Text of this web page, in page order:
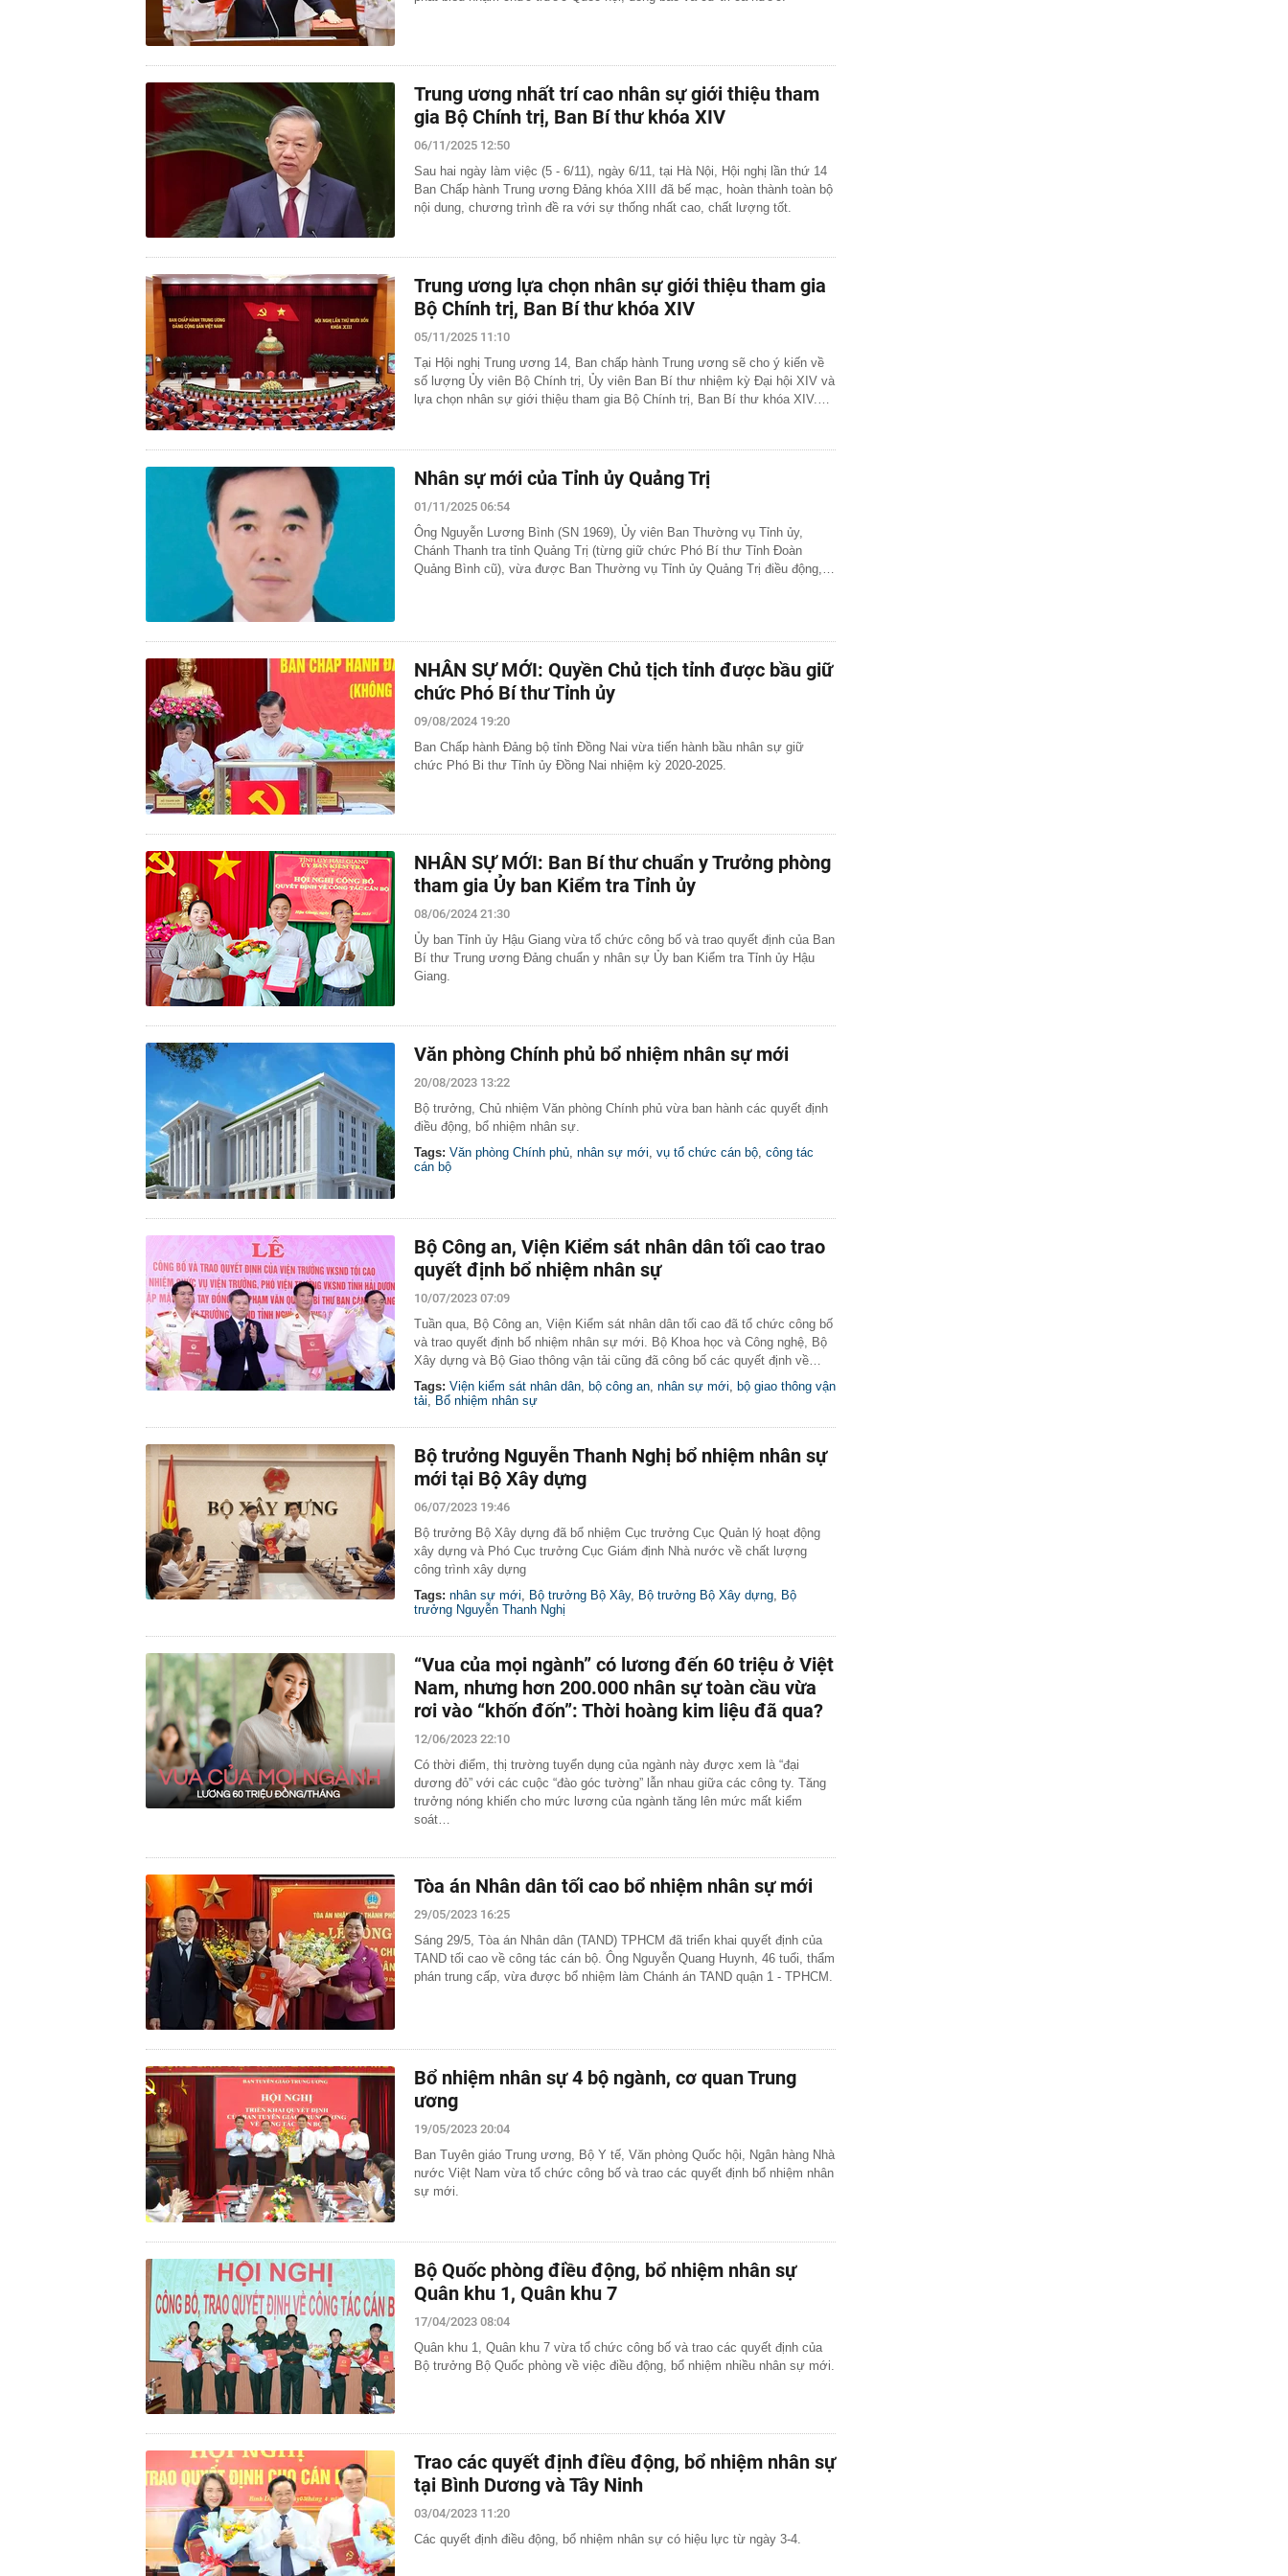
Trung ương nhất trí cao nhân sự giới thiệu tham
gia Bộ Chính trị, Ban Bí thư khóa XIV
06/11/2025 12:50
Sau hai ngày làm việc (5 - 6/11), ngày 6/11, tại Hà Nội, Hội nghị lần thứ 14
Ban Chấp hành Trung ương Đảng khóa XIII đã bế mạc, hoàn thành toàn bộ
nội dung, chương trình đề ra với sự thống nhất cao, chất lượng tốt.
Trung ương lựa chọn nhân sự giới thiệu tham gia
Bộ Chính trị, Ban Bí thư khóa XIV
05/11/2025 11:10
Tại Hội nghị Trung ương 14, Ban chấp hành Trung ương sẽ cho ý kiến về
số lượng Ủy viên Bộ Chính trị, Ủy viên Ban Bí thư nhiệm kỳ Đại hội XIV và
lựa chọn nhân sự giới thiệu tham gia Bộ Chính trị, Ban Bí thư khóa XIV.…
Nhân sự mới của Tỉnh ủy Quảng Trị
01/11/2025 06:54
Ông Nguyễn Lương Bình (SN 1969), Ủy viên Ban Thường vụ Tỉnh ủy,
Chánh Thanh tra tỉnh Quảng Trị (từng giữ chức Phó Bí thư Tỉnh Đoàn
Quảng Bình cũ), vừa được Ban Thường vụ Tỉnh ủy Quảng Trị điều động,…
NHÂN SỰ MỚI: Quyền Chủ tịch tỉnh được bầu giữ
chức Phó Bí thư Tỉnh ủy
09/08/2024 19:20
Ban Chấp hành Đảng bộ tỉnh Đồng Nai vừa tiến hành bầu nhân sự giữ
chức Phó Bi thư Tỉnh ủy Đồng Nai nhiệm kỳ 2020-2025.
NHÂN SỰ MỚI: Ban Bí thư chuẩn y Trưởng phòng
tham gia Ủy ban Kiểm tra Tỉnh ủy
08/06/2024 21:30
Ủy ban Tỉnh ủy Hậu Giang vừa tổ chức công bố và trao quyết định của Ban
Bí thư Trung ương Đảng chuẩn y nhân sự Ủy ban Kiểm tra Tỉnh ủy Hậu
Giang.
Văn phòng Chính phủ bổ nhiệm nhân sự mới
20/08/2023 13:22
Bộ trưởng, Chủ nhiệm Văn phòng Chính phủ vừa ban hành các quyết định
điều động, bổ nhiệm nhân sự.
Tags: Văn phòng Chính phủ, nhân sự mới, vụ tổ chức cán bộ, công tác
cán bộ
Bộ Công an, Viện Kiểm sát nhân dân tối cao trao
quyết định bổ nhiệm nhân sự
10/07/2023 07:09
Tuần qua, Bộ Công an, Viện Kiểm sát nhân dân tối cao đã tổ chức công bố
và trao quyết định bổ nhiệm nhân sự mới. Bộ Khoa học và Công nghệ, Bộ
Xây dựng và Bộ Giao thông vận tải cũng đã công bố các quyết định về…
Tags: Viện kiểm sát nhân dân bộ công an nhân sự mới bộ giao thông vận
tải
Bổ nhiệm nhân sự
Bộ trưởng Nguyễn Thanh Nghị bổ nhiệm nhân sự
mới tại Bộ Xây dựng
06/07/2023 19:46
Bộ trưởng Bộ Xây dựng đã bổ nhiệm Cục trưởng Cục Quản lý hoạt động
xây dựng và Phó Cục trưởng Cục Giám định Nhà nước về chất lượng
công trình xây dựng
Tags: nhân sự mới Bộ trưởng Bộ Xây, Bộ trưởng Bộ Xây dựng Bộ
trưởng Nguyễn Thanh Nghị
“Vua của mọi ngành” có lương đến 60 triệu ở Việt
Nam, nhưng hơn 200.000 nhân sự toàn cầu vừa
rơi vào “khốn đốn”: Thời hoàng kim liệu đã qua?
12/06/2023 22:10
Có thời điểm, thị trường tuyển dụng của ngành này được xem là “đại
dương đỏ” với các cuộc “đào góc tường” lẫn nhau giữa các công ty. Tăng
trưởng nóng khiến cho mức lương của ngành tăng lên mức mất kiểm
soát…
Tòa án Nhân dân tối cao bổ nhiệm nhân sự mới
29/05/2023 16:25
Sáng 29/5, Tòa án Nhân dân (TAND) TPHCM đã triển khai quyết định của
TAND tối cao về công tác cán bộ. Ông Nguyễn Quang Huynh, 46 tuổi, thẩm
phán trung cấp, vừa được bổ nhiệm làm Chánh án TAND quận 1 - TPHCM.
Bổ nhiệm nhân sự 4 bộ ngành, cơ quan Trung
ương
19/05/2023 20:04
Ban Tuyên giáo Trung ương, Bộ Y tế, Văn phòng Quốc hội, Ngân hàng Nhà
nước Việt Nam vừa tổ chức công bố và trao các quyết định bổ nhiệm nhân
sự mới.
Bộ Quốc phòng điều động, bổ nhiệm nhân sự
Quân khu 1, Quân khu 7
17/04/2023 08:04
Quân khu 1, Quân khu 7 vừa tổ chức công bố và trao các quyết định của
Bộ trưởng Bộ Quốc phòng về việc điều động, bổ nhiệm nhiều nhân sự mới.
Trao các quyết định điều động, bổ nhiệm nhân sự
tại Bình Dương và Tây Ninh
03/04/2023 11:20
Các quyết định điều động, bổ nhiệm nhân sự có hiệu lực từ ngày 3-4.